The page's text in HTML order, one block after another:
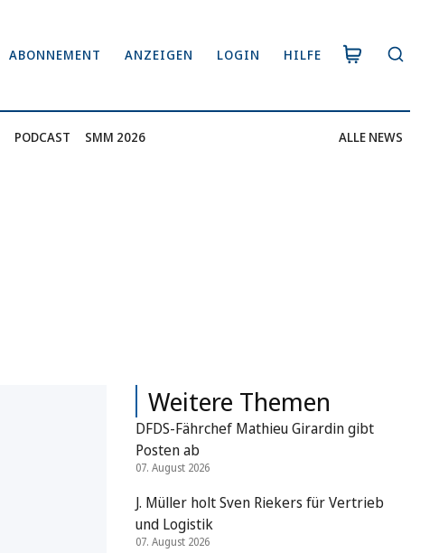
ABONNEMENT ANZEIGEN LOGIN HILFE
PODCAST SMM 2026 ALLE NEWS
Weitere Themen
DFDS-Fährchef Mathieu Girardin gibt
Posten ab
07. August 2026
J. Müller holt Sven Riekers für Vertrieb
und Logistik
07. August 2026